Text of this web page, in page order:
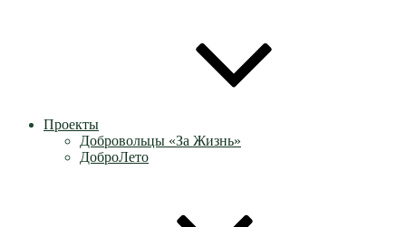
Проекты
Добровольцы «За Жизнь»
ДоброЛето